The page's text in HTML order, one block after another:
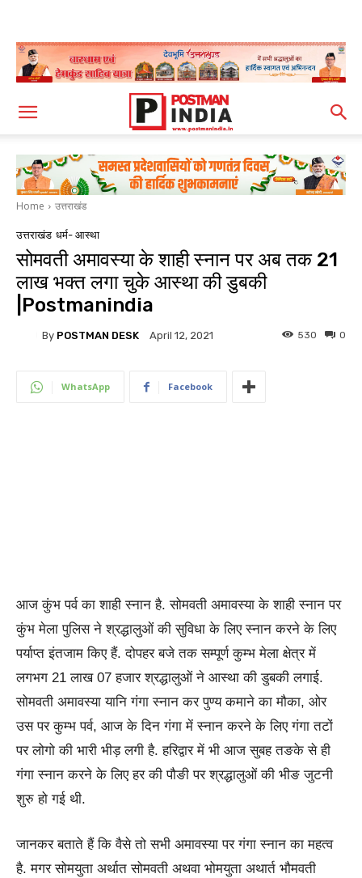
Home उत्तराखंड
उत्तराखंड धर्म- आस्था
सोमवती अमावस्या के शाही स्नान पर अब तक 21
लाख भक्त लगा चुके आस्था की डुबकी
|Postmanindia
By POSTMAN DESK April 12, 2021 0
530
WhatsApp Facebook
आज कुंभ पर्व का शाही स्नान है. सोमवती अमावस्या के शाही स्नान पर
कुंभ मेला पुलिस ने श्रद्धालुओं की सुविधा के लिए स्नान करने के लिए
पर्याप्त इंतजाम किए हैं. दोपहर बजे तक सम्पूर्ण कुम्भ मेला क्षेत्र में
लगभग 21 लाख 07 हजार श्रद्धालुओं ने आस्था की डुबकी लगाई.
सोमवती अमावस्या यानि गंगा स्नान कर पुण्य कमाने का मौका, ओर
उस पर कुम्भ पर्व, आज के दिन गंगा में स्नान करने के लिए गंगा तटों
पर लोगो की भारी भीड़ लगी है. हरिद्वार में भी आज सुबह तङके से ही
गंगा स्नान करने के लिए हर की पौङी पर श्रद्धालुओं की भीङ जुटनी
शुरु हो गई थी.
जानकर बताते हैं कि वैसे तो सभी अमावस्या पर गंगा स्नान का महत्व
है. मगर सोमयुता अर्थात सोमवती अथवा भोमयुता अथार्त भौमवती